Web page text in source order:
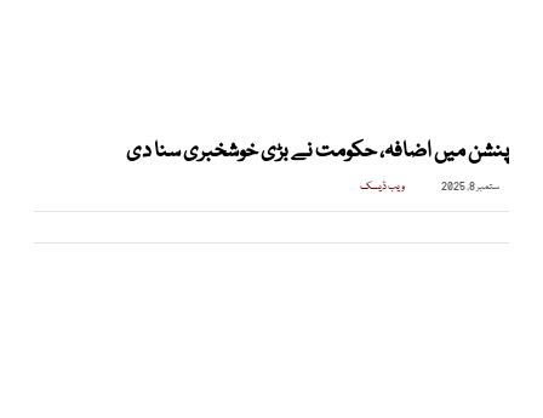
پنشن میں اضافہ، حکومت نے بڑی خوشخبری سنا دی
ستمبر 8, 2025 ویب ڈیسک